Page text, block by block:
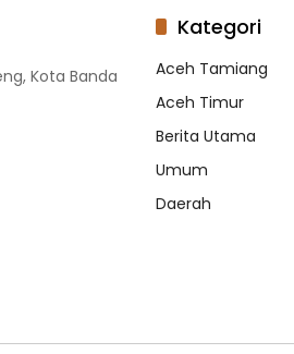
Kota Banda
Kategori
Aceh Tamiang
Aceh Timur
Berita Utama
Umum
Daerah